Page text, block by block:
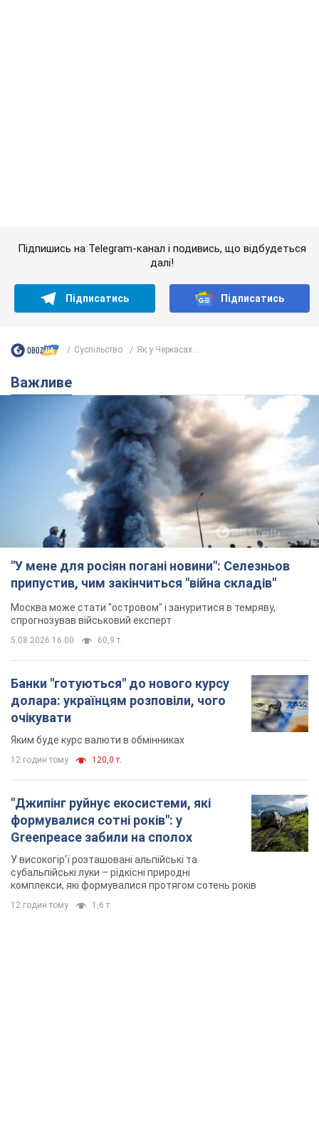
Підпишись на Telegram-канал і подивись, що відбудеться
далі!
Підписатись Підписатись
Суспільство Як у Черкасах...
Важливе
"У мене для росіян погані новини": Селезньов
припустив, чим закінчиться "війна складів"
Москва може стати "островом" і зануритися в темряву,
спрогнозував військовий експерт
5.08.2026 16:00 60,9 т.
Банки "готуються" до нового курсу
долара: українцям розповіли, чого
очікувати
Яким буде курс валюти в обмінниках
12 годин тому 120,0 т.
"Джипінг руйнує екосистеми, які
формувалися сотні років": у
Greenpeace забили на сполох
У високогір'ї розташовані альпійські та
субальпійські луки – рідкісні природні
комплекси, які формувалися протягом сотень років
12 годин тому 1,6 т.